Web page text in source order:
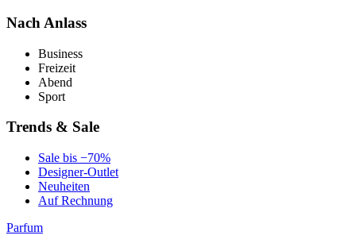
Nach Anlass
Business
Freizeit
Abend
Sport
Trends & Sale
Sale bis −70%
Designer-Outlet
Neuheiten
Auf Rechnung
Parfum